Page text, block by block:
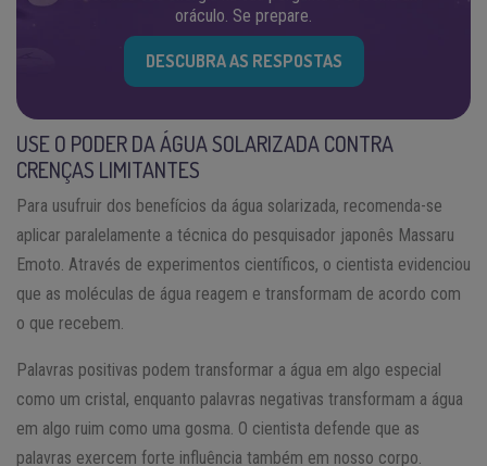
oráculo. Se prepare.
DESCUBRA AS RESPOSTAS
USE O PODER DA ÁGUA SOLARIZADA CONTRA
CRENÇAS LIMITANTES
Para usufruir dos benefícios da água solarizada, recomenda-se
aplicar paralelamente a técnica do pesquisador japonês Massaru
Emoto. Através de experimentos científicos, o cientista evidenciou
que as moléculas de água reagem e transformam de acordo com
o que recebem.
Palavras positivas podem transformar a água em algo especial
como um cristal, enquanto palavras negativas transformam a água
em algo ruim como uma gosma. O cientista defende que as
palavras exercem forte influência também em nosso corpo.